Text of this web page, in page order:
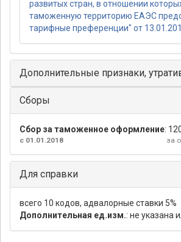
развитых стран, в отношении
таможенную территорию ЕАЭС
тарифные преференции" от
Дополнительные признаки,
Сборы
Сбор за таможенное оформление:
за
с 01.01.2018
Для справки
всего 10 кодов, адвалорные ставки 5%
Дополнительная ед.изм.: не указана